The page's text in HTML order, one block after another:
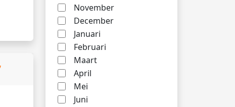
November
December
Januari
Februari
Maart
April
Mei
Juni